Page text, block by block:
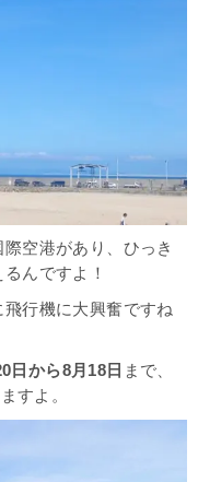
空港があり、ひっき
んですよ！
行機に大興奮ですね
日から8月18日 まで、
すよ。